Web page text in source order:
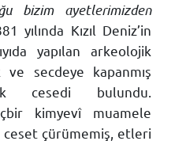
bizim ayetlerimizden
yılında Kızıl Deniz’in
yapılan arkeolojik
ve secdeye kapanmış
cesedi bulundu.
kimyevî muamele
ceset çürümemiş, etleri